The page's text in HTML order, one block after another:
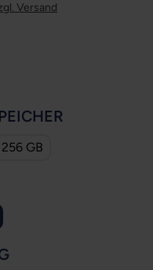
Versand
256 GB